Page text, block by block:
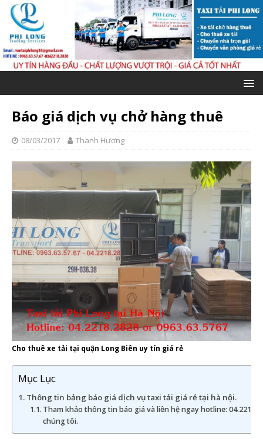
Báo giá dịch vụ chở hàng thuê
08/03/2017 Thanh Hương
Cho thuê xe tải tại quận Long Biên uy tín giá rẻ
Mục Lục
Thông tin bảng báo giá dịch vụ taxi tải giá rẻ tại hà nội.
Tham khảo thông tin báo giá và liên hệ ngay hotline:
chúng tôi.